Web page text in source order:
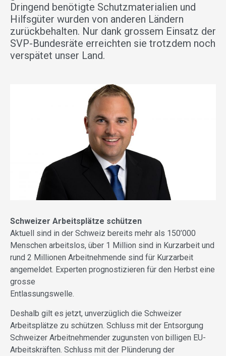
Dringend benötigte Schutz­materialien und
Hilfsgüter wurden von anderen Ländern
zurückbehalten. Nur dank grossem Einsatz der
SVP-Bundesräte erreichten sie trotzdem noch
verspätet unser Land.
Schweizer Arbeitsplätze schützen
Aktuell sind in der Schweiz bereits mehr als 150’000
Menschen arbeitslos, über 1 Million sind in Kurzarbeit und
rund 2 Millionen Arbeitnehmende sind für Kurzarbeit
angemeldet. Experten prognostizieren für den Herbst eine
grosse
Entlassungswelle.
Deshalb gilt es jetzt, unverzüglich die Schweizer
Arbeitsplätze zu schützen. Schluss mit der Entsorgung
Schweizer Arbeitnehmender zugunsten von billigen EU-
Arbeitskräften. Schluss mit der Plünderung der